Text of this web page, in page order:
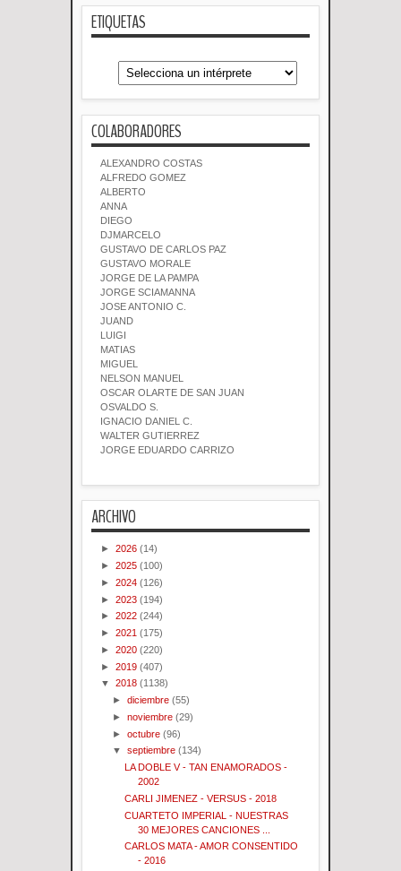
ETIQUETAS
COLABORADORES
ALEXANDRO COSTAS
ALFREDO GOMEZ
ALBERTO
ANNA
DIEGO
DJMARCELO
GUSTAVO DE CARLOS PAZ
GUSTAVO MORALE
JORGE DE LA PAMPA
JORGE SCIAMANNA
JOSE ANTONIO C.
JUAND
LUIGI
MATIAS
MIGUEL
NELSON MANUEL
OSCAR OLARTE DE SAN JUAN
OSVALDO S.
IGNACIO DANIEL C.
WALTER GUTIERREZ
JORGE EDUARDO CARRIZO
ARCHIVO
► 2026 (14)
► 2025 (100)
► 2024 (126)
► 2023 (194)
► 2022 (244)
► 2021 (175)
► 2020 (220)
► 2019 (407)
▼ 2018 (1138)
►diciembre (55)
►noviembre (29)
►octubre (96)
▼septiembre (134)
LA DOBLE V - TAN ENAMORADOS -
2002
CARLI JIMENEZ - VERSUS - 2018
CUARTETO IMPERIAL - NUESTRAS
30 MEJORES CANCIONES ...
CARLOS MATA - AMOR CONSENTIDO
- 2016